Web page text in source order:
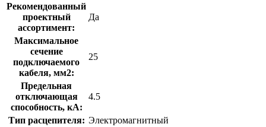
Рекомендованный
проектный
ассортимент:
Да
Максимальное
сечение
подключаемого
кабеля, мм2:
25
Предельная
отключающая
способность, кA:
4.5
Тип расцепителя: Электромагнитный